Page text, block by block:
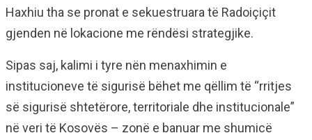
Haxhiu tha se pronat e sekuestruara të Radoiçiçit
gjenden në lokacione me rëndësi strategjike.
Sipas saj, kalimi i tyre nën menaxhimin e
institucioneve të sigurisë bëhet me qëllim të “rritjes
së sigurisë shtetërore, territoriale dhe institucionale”
në veri të Kosovës – zonë e banuar me shumicë